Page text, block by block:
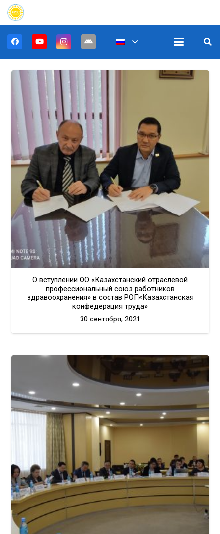
О вступлении ОО «Казахстанский отраслевой
профессиональный союз работников
здравоохранения» в состав РОП«Казахстанская
конфедерация труда»
30 сентября, 2021